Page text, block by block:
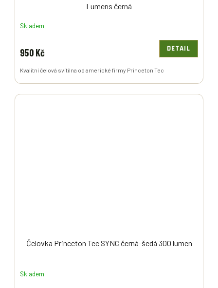
Lumens černá
Skladem
950 Kč DETAIL
Kvalitní čelová svítilna od americké firmy Princeton Tec
Čelovka Princeton Tec SYNC černá-šedá 300 lumen
Skladem